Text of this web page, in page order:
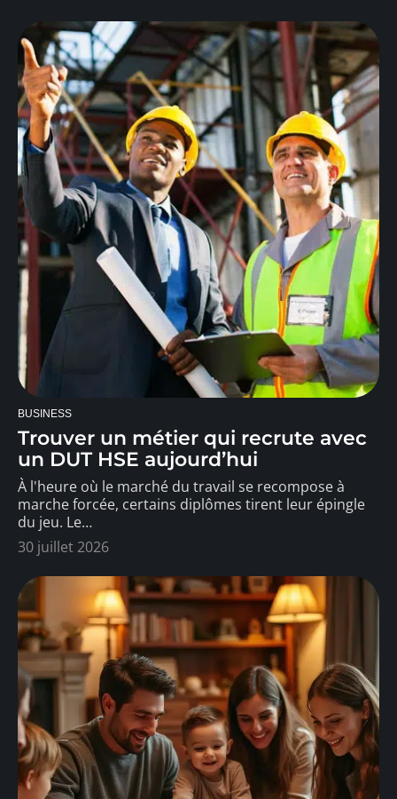
BUSINESS
Trouver un métier qui recrute avec
un DUT HSE aujourd’hui
À l'heure où le marché du travail se recompose à
marche forcée, certains diplômes tirent leur épingle
du jeu. Le…
30 juillet 2026